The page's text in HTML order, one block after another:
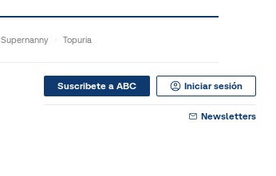
Supernanny Topuria
Suscribete a ABC Iniciar sesión
Newsletters